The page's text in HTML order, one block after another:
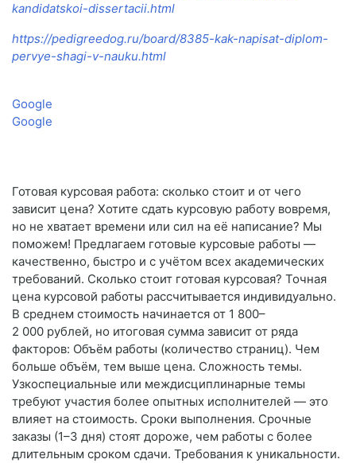
kandidatskoi-dissertacii.html
https://pedigreedog.ru/board/8385-kak-napisat-diplom-
pervye-shagi-v-nauku.html
Google
Google
Готовая курсовая работа: сколько стоит и от чего
зависит цена? Хотите сдать курсовую работу вовремя,
но не хватает времени или сил на её написание? Мы
поможем! Предлагаем готовые курсовые работы —
качественно, быстро и с учётом всех академических
требований. Сколько стоит готовая курсовая? Точная
цена курсовой работы рассчитывается индивидуально.
В среднем стоимость начинается от 1 800–
2 000 рублей, но итоговая сумма зависит от ряда
факторов: Объём работы (количество страниц). Чем
больше объём, тем выше цена. Сложность темы.
Узкоспециальные или междисциплинарные темы
требуют участия более опытных исполнителей — это
влияет на стоимость. Сроки выполнения. Срочные
заказы (1–3 дня) стоят дороже, чем работы с более
длительным сроком сдачи. Требования к уникальности.